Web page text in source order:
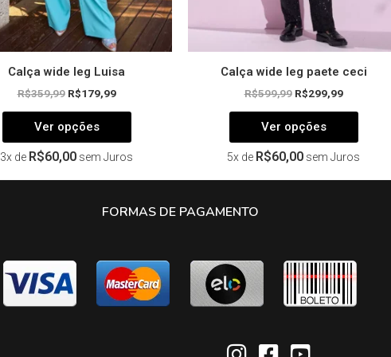
Calça wide leg Luisa
R$359,99 R$179,99
Ver opções
do
produto
3x de R$60,00 sem Juros
Calça wide leg paete ceci
R$599,99 R$299,99
Ver opções
5x de R$60,00 sem Juros
FORMAS DE PAGAMENTO